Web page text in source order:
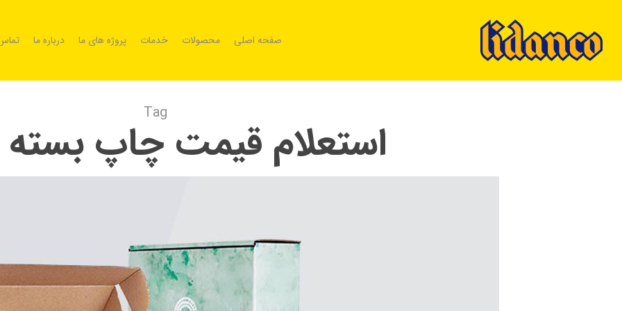
main
content
صفحه اصلی محصولات خدمات پروژه های ما درباره ما
Tag
استعلام قیمت چاپ